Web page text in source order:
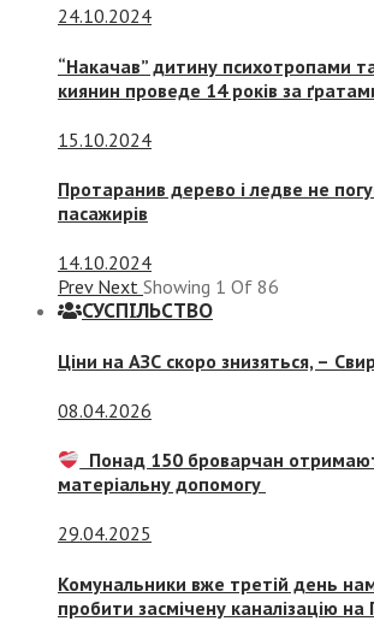
24.10.2024
“Накачав” дитину психотропами
киянин проведе 14 років за
15.10.2024
Протаранив дерево і ледве не
пасажирів
14.10.2024
Prev Next Showing 1 Of 86
СУСПIЛЬСТВО
Ціни на АЗС скоро знизяться, –
08.04.2026
Понад 150 броварчан
матеріальну допомогу
29.04.2025
Комунальники вже третій день
пробити засмічену каналізацію на